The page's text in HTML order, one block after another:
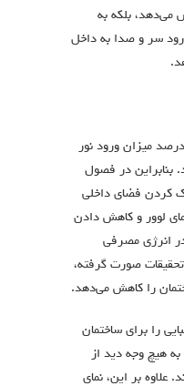
می‌دهد، بلکه به
سر و صدا به داخل
نمای لوور ساختمان می‌تواند تا حدود 80 درصد میزان ورود نور
بنابراین در فصول
کردن فضای داخلی
لوور و کاهش دادن
انرژی مصرفی
صورت گرفته،
را برای ساختمان
هیچ وجه دید از
علاوه بر این، نمای